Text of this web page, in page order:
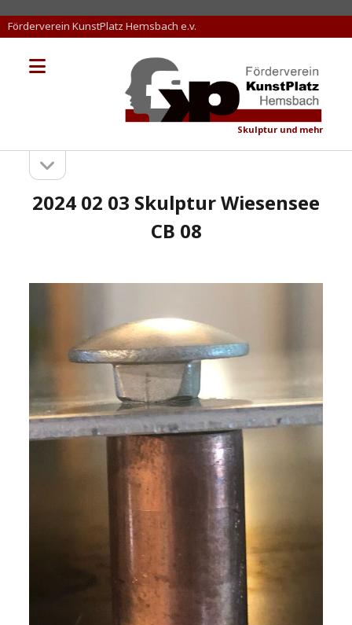
Förderverein KunstPlatz Hemsbach e.v.
Skulptur und mehr
Menü
Sidebaröffnen
2024 02 03 Skulptur Wiesensee
CB 08